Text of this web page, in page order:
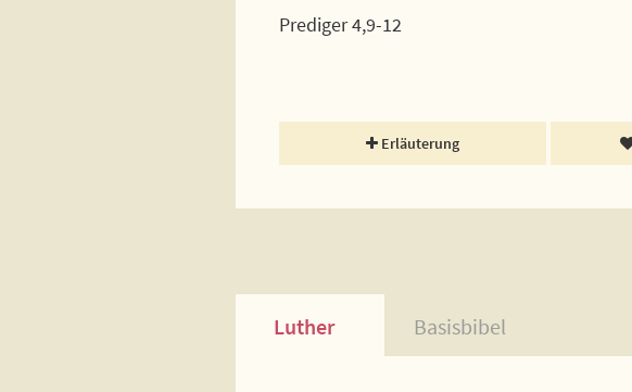
Prediger 4,9-12
Erläuterung
Luther Basisbibel